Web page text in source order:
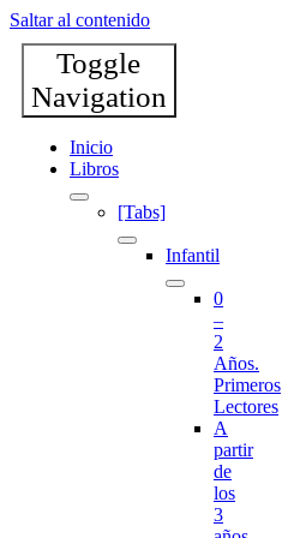
Saltar al contenido
Toggle
Navigation
Inicio
Libros
[Tabs]
Infantil
0
–
2
Años.
Primeros
Lectores
A
partir
de
los
3